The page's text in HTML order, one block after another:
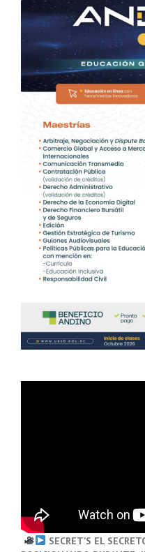
SECRET’S EL